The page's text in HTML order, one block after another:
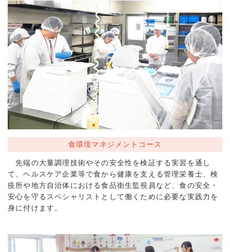
食環境マネジメントコース
先端の大量調理技術やその安全性を検証する実習を通し
て、ヘルスケア企業等で食から健康を支える管理栄養士、検
疫所や地方自治体における食品衛生監視員など、食の安全・
安心を守るスペシャリストとして働くために必要な実践力を
身に付けます。